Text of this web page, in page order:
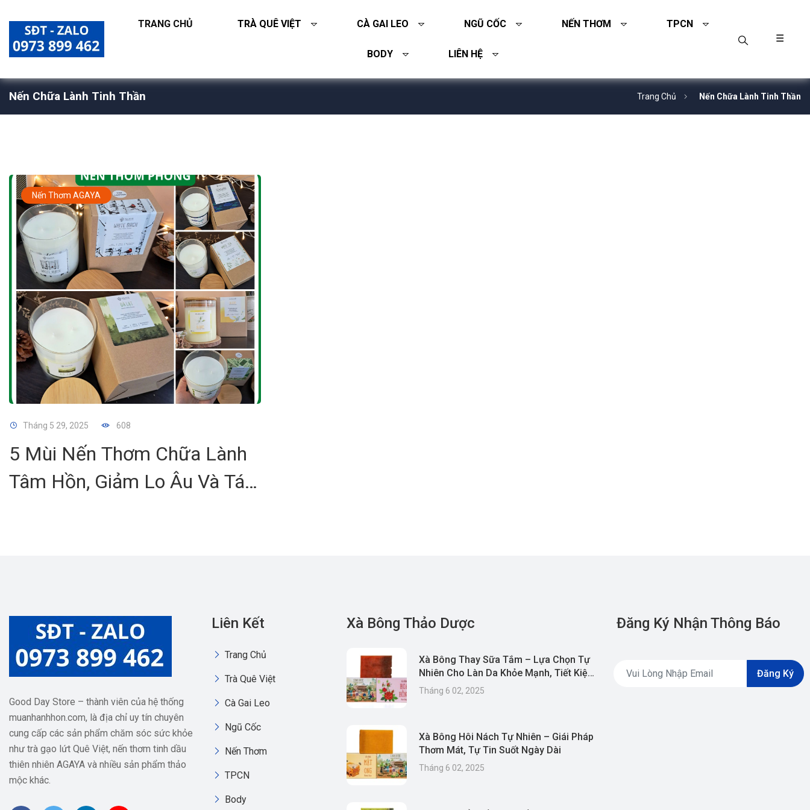
TRANG CHỦ TRÀ QUÊ VIỆT CÀ GAI LEO NGŨ CỐC NẾN THƠM TPCN
BODY LIÊN HỆ
☰
Nến Chữa Lành Tinh Thần Trang Chủ Nến Chữa Lành Tinh Thần
Nến Thơm AGAYA
Tháng 5 29, 2025 608
5 Mùi Nến Thơm Chữa Lành
Tâm Hồn, Giảm Lo Âu Và Tái
Good Day Store – thành viên của hệ thống
muanhanhhon.com, là địa chỉ uy tín chuyên
cung cấp các sản phẩm chăm sóc sức khỏe
như trà gạo lứt Quê Việt, nến thơm tinh dầu
thiên nhiên AGAYA và nhiều sản phẩm thảo
mộc khác.
Liên Kết
Trang Chủ
Trà Quê Việt
Cà Gai Leo
Ngũ Cốc
Nến Thơm
TPCN
Body
Xà Bông Thảo Dược
Xà Bông Thay Sữa Tắm – Lựa Chọn Tự
Nhiên Cho Làn Da Khỏe Mạnh, Tiết Kiệm
& Thân Thiện Môi Trường
Tháng 6 02, 2025
Xà Bông Hôi Nách Tự Nhiên – Giái Pháp
Thơm Mát, Tự Tin Suốt Ngày Dài
Tháng 6 02, 2025
Đăng Ký Nhận Thông Báo
Đăng Ký